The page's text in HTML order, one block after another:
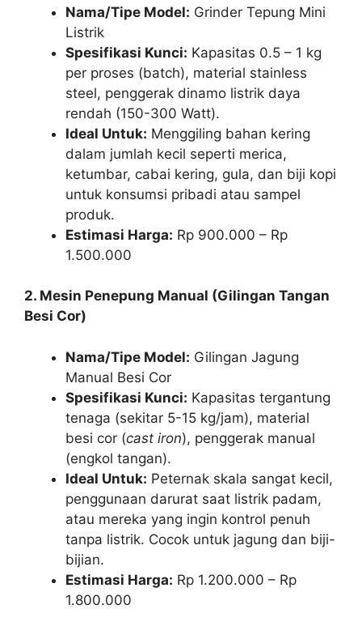
Nama/Tipe Model: Grinder Tepung Mini
Listrik
Spesifikasi Kunci: Kapasitas 0.5 – 1 kg
per proses (batch), material stainless
steel, penggerak dinamo listrik daya
rendah (150-300 Watt).
Ideal Untuk: Menggiling bahan kering
dalam jumlah kecil seperti merica,
ketumbar, cabai kering, gula, dan biji kopi
untuk konsumsi pribadi atau sampel
produk.
Estimasi Harga: Rp 900.000 – Rp
1.500.000
2. Mesin Penepung Manual (Gilingan Tangan
Besi Cor)
Nama/Tipe Model: Gilingan Jagung
Manual Besi Cor
Spesifikasi Kunci: Kapasitas tergantung
tenaga (sekitar 5-15 kg/jam), material
besi cor (cast iron), penggerak manual
(engkol tangan).
Ideal Untuk: Peternak skala sangat kecil,
penggunaan darurat saat listrik padam,
atau mereka yang ingin kontrol penuh
tanpa listrik. Cocok untuk jagung dan biji-
bijian.
Estimasi Harga: Rp 1.200.000 – Rp
1.800.000